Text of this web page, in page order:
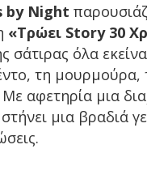
by Night
«Τρώει Story 30
σάτιρας όλα
τη μουρμούρα,
Με αφετηρία μια
στήνει μια βραδιά